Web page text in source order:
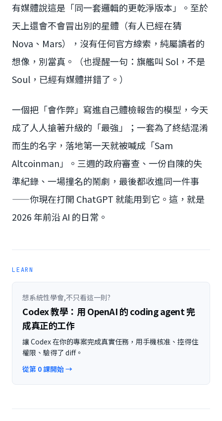
有媒體說這是「同一套邏輯的更乾淨版本」。至於
天上還會不會冒出別的星體（有人已經在猜
Nova、Mars），沒有任何官方線索，純屬讀者的
想像，別當真。（也提醒一句：旗艦叫 Sol，不是
Soul，已經有媒體拼錯了。）
一個把「會作弊」寫進自己體檢報告的模型，今天
成了人人搶著升級的「最強」；一套為了終結混淆
而生的名字，落地第一天就被喊成「Sam
Altcoinman」。三週的政府審查、一份自陳的失
準紀錄、一場撞名的鬧劇，最後都收進同一件事
——你現在打開 ChatGPT 就能用到它。這，就是
2026 年前沿 AI 的日常。
LEARN
想系統性學會,不只看這一則?
Codex 教學：用 OpenAI 的 coding agent 完
成真正的工作
讓 Codex 在你的專案完成真實任務，用手機核准、控得住
權限、驗得了 diff。
從第 0 課開始 →